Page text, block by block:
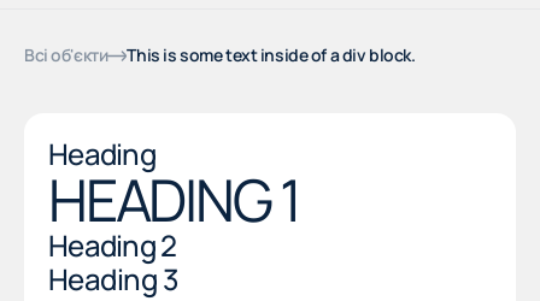
Всі об'єкти This is some text inside of a div block.
Heading
HEADING 1
Heading 2
Heading 3